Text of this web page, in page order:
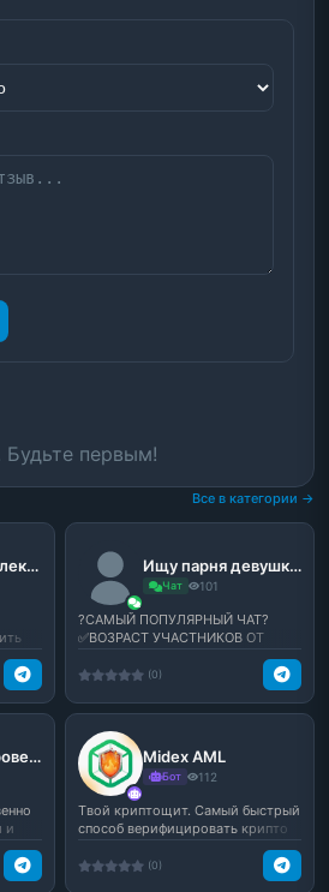
Будьте первым!
Все в категории →
18+ Беседа с электро-дудками с: Ищу парня девушку друзей подруг
Чат 101
?САМЫЙ ПОПУЛЯРНЫЙ ЧАТ?
✅ВОЗРАСТ УЧАСТНИКОВ ОТ
♻️Флуд -... (0)
АнтиРиск — проверка договоров
и
Midex AML
Бот 112
Tвой криптощит. Самый быстрый
способ верифицировать крипто
(0)